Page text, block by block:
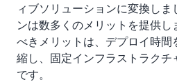
ィブソリューションに変換しま
ンは数多くのメリットを提供
べきメリットは、デプロイ時間
縮し、固定インフラストラクチ
です。